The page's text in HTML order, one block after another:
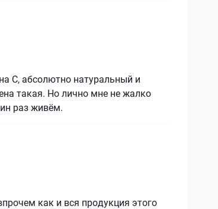
С, абсолютно натуральный и
такая. Но лично мне не жалко
раз живём.
как и вся продукция этого